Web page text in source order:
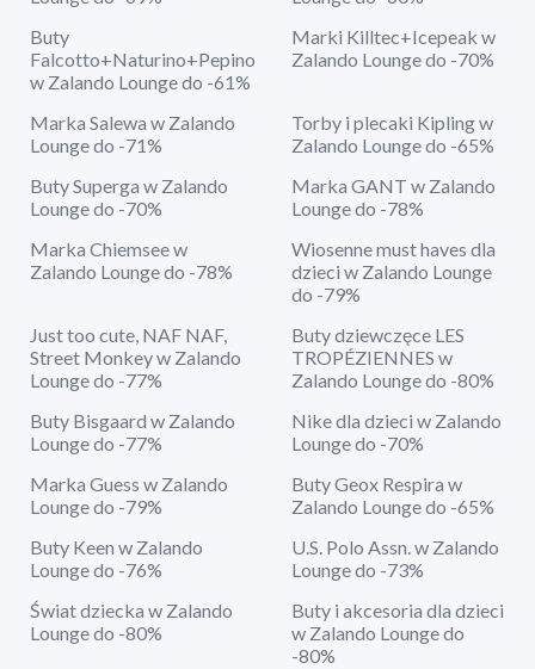
Buty
Falcotto+Naturino+Pepino
w Zalando Lounge do -61%
Marki Killtec+Icepeak w
Zalando Lounge do -70%
Marka Salewa w Zalando
Lounge do -71%
Torby i plecaki Kipling w
Zalando Lounge do -65%
Buty Superga w Zalando
Lounge do -70%
Marka GANT w Zalando
Lounge do -78%
Marka Chiemsee w
Zalando Lounge do -78%
Wiosenne must haves dla
dzieci w Zalando Lounge
do -79%
Just too cute, NAF NAF,
Street Monkey w Zalando
Lounge do -77%
Buty dziewczęce LES
TROPÉZIENNES w
Zalando Lounge do -80%
Buty Bisgaard w Zalando
Lounge do -77%
Nike dla dzieci w Zalando
Lounge do -70%
Marka Guess w Zalando
Lounge do -79%
Buty Geox Respira w
Zalando Lounge do -65%
Buty Keen w Zalando
Lounge do -76%
U.S. Polo Assn. w Zalando
Lounge do -73%
Świat dziecka w Zalando
Lounge do -80%
Buty i akcesoria dla dzieci
w Zalando Lounge do
-80%